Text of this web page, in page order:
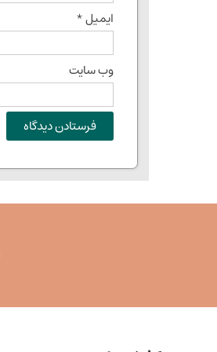
ایمیل*
وب‌ سایت